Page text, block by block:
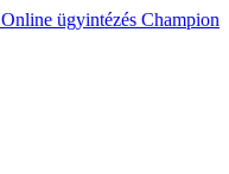
Online ügyintézés Champion